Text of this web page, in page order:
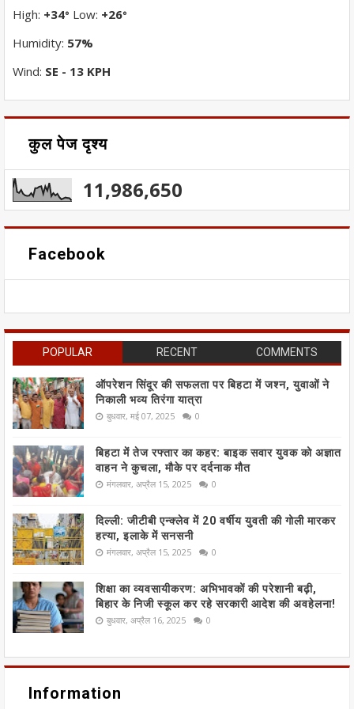
High: +34° Low: +26°
Humidity: 57%
Wind: SE - 13 KPH
कुल पेज दृश्य
11,986,650
Facebook
POPULAR RECENT COMMENTS
ऑपरेशन सिंदूर की सफलता पर बिहटा में जश्न, युवाओं ने
निकाली भव्य तिरंगा यात्रा
बुधवार, मई 07, 2025 0
बिहटा में तेज रफ्तार का कहर: बाइक सवार युवक को अज्ञात
वाहन ने कुचला, मौके पर दर्दनाक मौत
मंगलवार, अप्रैल 15, 2025 0
दिल्ली: जीटीबी एन्क्लेव में 20 वर्षीय युवती की गोली मारकर
हत्या, इलाके में सनसनी
मंगलवार, अप्रैल 15, 2025 0
शिक्षा का व्यवसायीकरण: अभिभावकों की परेशानी बढ़ी,
बिहार के निजी स्कूल कर रहे सरकारी आदेश की अवहेलना!
बुधवार, अप्रैल 16, 2025 0
Information